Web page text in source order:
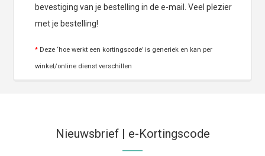
bevestiging van je bestelling in de e-mail. Veel plezier
met je bestelling!
* Deze ‘hoe werkt een kortingscode’ is generiek en kan per
winkel/online dienst verschillen
Nieuwsbrief | e-Kortingscode